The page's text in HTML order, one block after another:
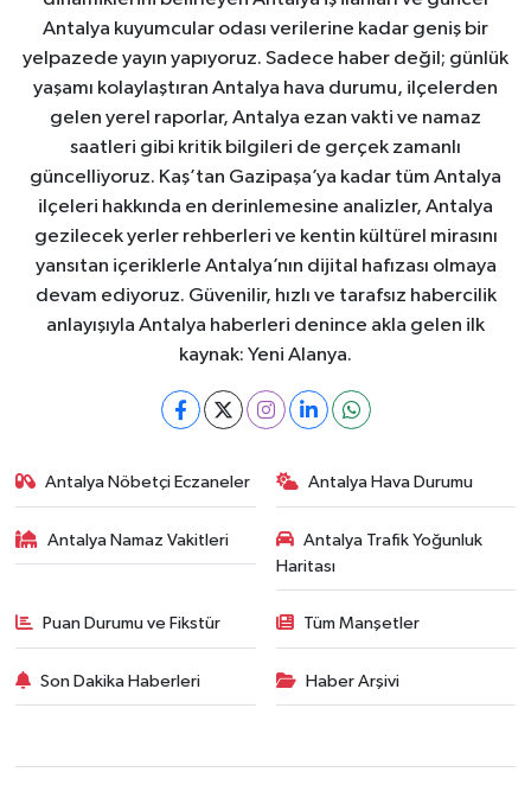
Antalya kuyumcular odası verilerine kadar geniş bir
yelpazede yayın yapıyoruz. Sadece haber değil; günlük
yaşamı kolaylaştıran Antalya hava durumu, ilçelerden
gelen yerel raporlar, Antalya ezan vakti ve namaz
saatleri gibi kritik bilgileri de gerçek zamanlı
güncelliyoruz. Kaş’tan Gazipaşa’ya kadar tüm Antalya
ilçeleri hakkında en derinlemesine analizler, Antalya
gezilecek yerler rehberleri ve kentin kültürel mirasını
yansıtan içeriklerle Antalya’nın dijital hafızası olmaya
devam ediyoruz. Güvenilir, hızlı ve tarafsız habercilik
anlayışıyla Antalya haberleri denince akla gelen ilk
kaynak: Yeni Alanya.
Antalya Nöbetçi Eczaneler Antalya Hava Durumu
Antalya Namaz Vakitleri
Antalya Trafik Yoğunluk
Haritası
Puan Durumu ve Fikstür Tüm Manşetler
Son Dakika Haberleri Haber Arşivi